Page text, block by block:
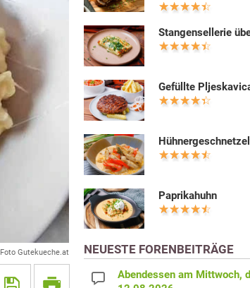
Foto Gutekueche.at
Stangensellerie
Gefüllte
Paprikahuhn
NEUESTE FORENBEITRÄGE
Abendessen am Mittwoch,